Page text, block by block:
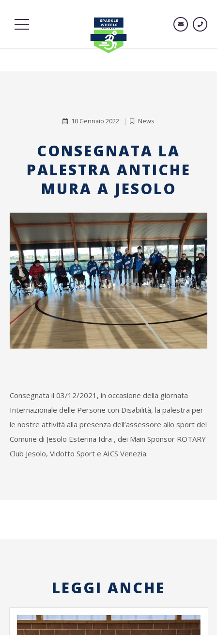
10 Gennaio 2022 News
CONSEGNATA LA
PALESTRA ANTICHE
MURA A JESOLO
Consegnata il 03/12/2021, in occasione della giornata
Internazionale delle Persone con Disabilità, la palestra per
le nostre attività alla presenza dell’assessore allo sport del
Comune di Jesolo Esterina Idra , dei Main Sponsor ROTARY
Club Jesolo, Vidotto Sport e AICS Venezia.
LEGGI ANCHE